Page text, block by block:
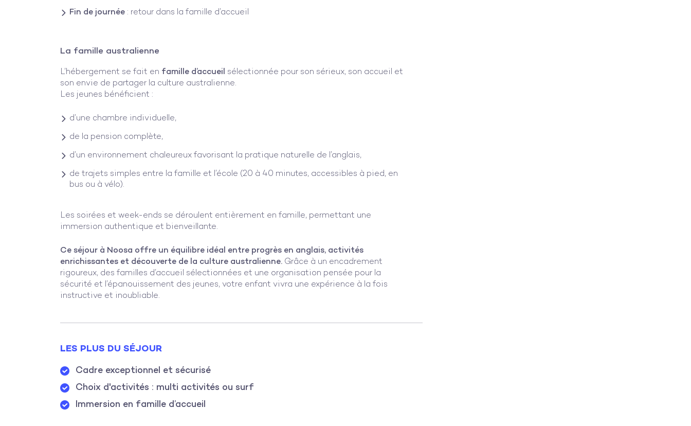
Fin de journée : retour dans la famille d’accueil
La famille australienne
L’hébergement se fait en famille d’accueil sélectionnée pour son sérieux, son accueil et
son envie de partager la culture australienne.
Les jeunes bénéficient :
d’une chambre individuelle,
de la pension complète,
d’un environnement chaleureux favorisant la pratique naturelle de l’anglais,
de trajets simples entre la famille et l’école (20 à 40 minutes, accessibles à pied, en
bus ou à vélo).
Les soirées et week-ends se déroulent entièrement en famille, permettant une
immersion authentique et bienveillante.
Ce séjour à Noosa offre un équilibre idéal entre progrès en anglais, activités
enrichissantes et découverte de la culture australienne. Grâce à un encadrement
rigoureux, des familles d’accueil sélectionnées et une organisation pensée pour la
sécurité et l’épanouissement des jeunes, votre enfant vivra une expérience à la fois
instructive et inoubliable.
LES PLUS DU SÉJOUR
Cadre exceptionnel et sécurisé
Choix d'activités : multi activités ou surf
Immersion en famille d’accueil